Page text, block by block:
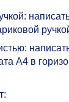
А4 в